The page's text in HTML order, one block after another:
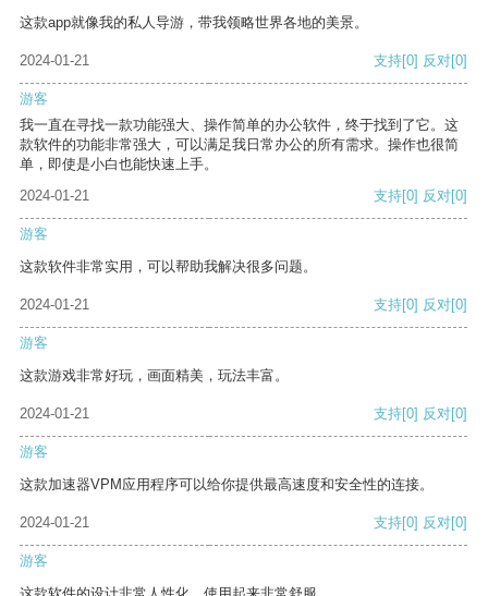
这款app就像我的私人导游，带我领略世界各地的美景。
2024-01-21 支持[0] 反对[0]
游客
我一直在寻找一款功能强大、操作简单的办公软件，终于找到了它。这
款软件的功能非常强大，可以满足我日常办公的所有需求。操作也很简
单，即使是小白也能快速上手。
2024-01-21
支持[0] 反对[0]
游客
这款软件非常实用，可以帮助我解决很多问题。
2024-01-21 支持[0] 反对[0]
游客
这款游戏非常好玩，画面精美，玩法丰富。
2024-01-21 支持[0] 反对[0]
游客
这款加速器VPM应用程序可以给你提供最高速度和安全性的连接。
2024-01-21 支持[0] 反对[0]
游客